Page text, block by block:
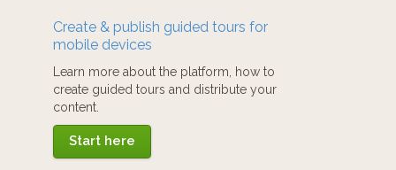
Create & publish guided tours for
mobile devices
Learn more about the platform, how to
create guided tours and distribute your
content.
Start here